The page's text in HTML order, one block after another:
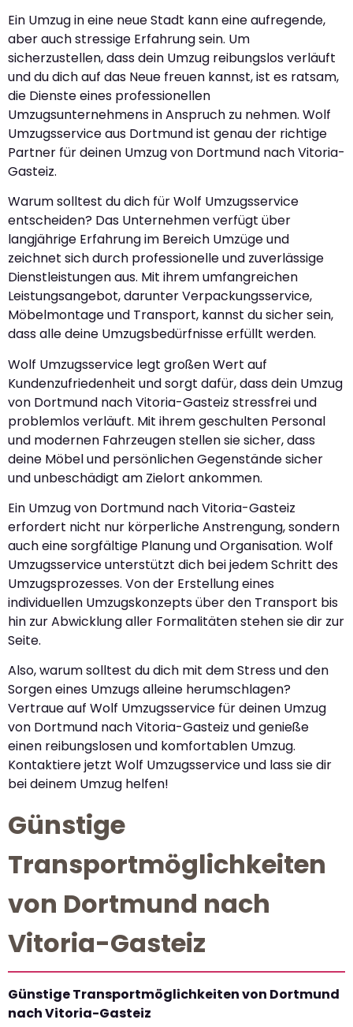
Ein Umzug in eine neue Stadt kann eine aufregende,
aber auch stressige Erfahrung sein. Um
sicherzustellen, dass dein Umzug reibungslos verläuft
und du dich auf das Neue freuen kannst, ist es ratsam,
die Dienste eines professionellen
Umzugsunternehmens in Anspruch zu nehmen. Wolf
Umzugsservice aus Dortmund ist genau der richtige
Partner für deinen Umzug von Dortmund nach Vitoria-
Gasteiz.
Warum solltest du dich für Wolf Umzugsservice
entscheiden? Das Unternehmen verfügt über
langjährige Erfahrung im Bereich Umzüge und
zeichnet sich durch professionelle und zuverlässige
Dienstleistungen aus. Mit ihrem umfangreichen
Leistungsangebot, darunter Verpackungsservice,
Möbelmontage und Transport, kannst du sicher sein,
dass alle deine Umzugsbedürfnisse erfüllt werden.
Wolf Umzugsservice legt großen Wert auf
Kundenzufriedenheit und sorgt dafür, dass dein Umzug
von Dortmund nach Vitoria-Gasteiz stressfrei und
problemlos verläuft. Mit ihrem geschulten Personal
und modernen Fahrzeugen stellen sie sicher, dass
deine Möbel und persönlichen Gegenstände sicher
und unbeschädigt am Zielort ankommen.
Ein Umzug von Dortmund nach Vitoria-Gasteiz
erfordert nicht nur körperliche Anstrengung, sondern
auch eine sorgfältige Planung und Organisation. Wolf
Umzugsservice unterstützt dich bei jedem Schritt des
Umzugsprozesses. Von der Erstellung eines
individuellen Umzugskonzepts über den Transport bis
hin zur Abwicklung aller Formalitäten stehen sie dir zur
Seite.
Also, warum solltest du dich mit dem Stress und den
Sorgen eines Umzugs alleine herumschlagen?
Vertraue auf Wolf Umzugsservice für deinen Umzug
von Dortmund nach Vitoria-Gasteiz und genieße
einen reibungslosen und komfortablen Umzug.
Kontaktiere jetzt Wolf Umzugsservice und lass sie dir
bei deinem Umzug helfen!
Günstige
Transportmöglichkeiten
von Dortmund nach
Vitoria-Gasteiz
Günstige Transportmöglichkeiten von Dortmund
nach Vitoria-Gasteiz